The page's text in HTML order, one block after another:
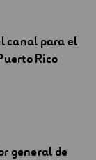
canal para el
Rico
general de